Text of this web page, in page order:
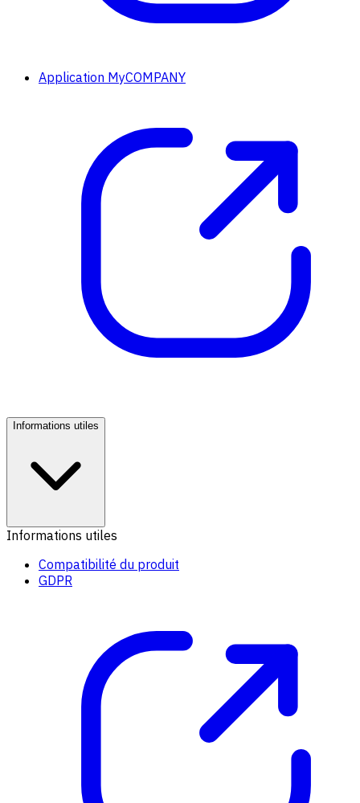
Application MyCOMPANY
Informations utiles
Informations utiles
Compatibilité du produit
GDPR